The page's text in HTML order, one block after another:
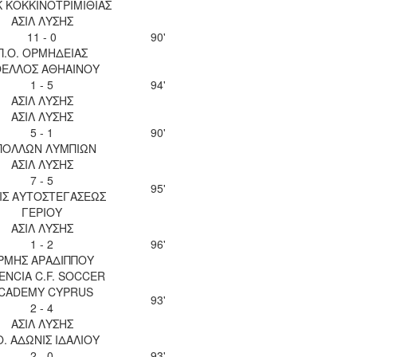
ΑΣΙΛ ΛΥΣΗΣ
11 - 0
ΟΡΜΗΔΕΙΑΣ
90'
ΑΘΗΑΙΝΟΥ
1 - 5
ΑΣΙΛ ΛΥΣΗΣ
94'
ΑΣΙΛ ΛΥΣΗΣ
5 - 1
ΛΥΜΠΙΩΝ
90'
ΑΣΙΛ ΛΥΣΗΣ
7 - 5
ΑΥΤΟΣΤΕΓΑΣΕΩΣ
ΓΕΡΙΟΥ
95'
ΑΣΙΛ ΛΥΣΗΣ
1 - 2
ΑΡΑΔΙΠΠΟΥ
96'
C.F. SOCCER
CYPRUS
2 - 4
ΑΣΙΛ ΛΥΣΗΣ
93'
ΑΔΩΝΙΣ ΙΔΑΛΙΟΥ